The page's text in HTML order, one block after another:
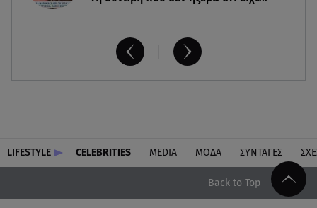
LIFESTYLE CELEBRITIES MEDIA ΜΟΔΑ ΣΥΝΤΑΓΕΣ
Back to Top